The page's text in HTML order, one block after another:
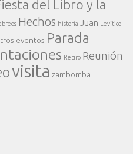
del Libro y la
Hechos historia Juan Levítico
eventos Parada
Retiro Reunión
visita zambomba